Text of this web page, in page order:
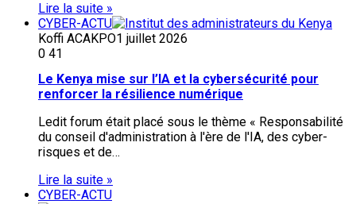
Lire la suite »
CYBER-ACTU
Koffi ACAKPO1 juillet 2026
0 41
Le Kenya mise sur l’IA et la cybersécurité pour
renforcer la résilience numérique
Ledit forum était placé sous le thème « Responsabilité
du conseil d'administration à l'ère de l'IA, des cyber-
risques et de…
Lire la suite »
CYBER-ACTU